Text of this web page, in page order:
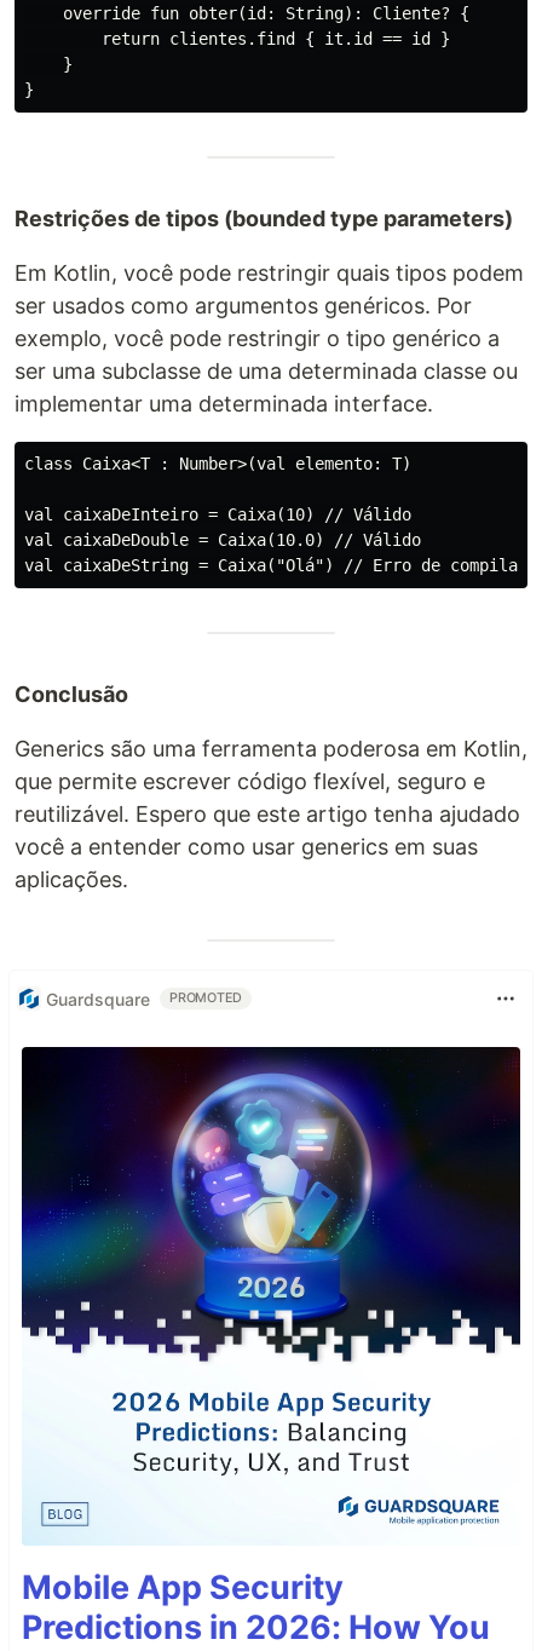
    override fun obter(id: String): Cliente? {
        return clientes.find { it.id == id }
    }
Restrições de tipos (bounded type parameters)
Em Kotlin, você pode restringir quais tipos podem
ser usados como argumentos genéricos. Por
exemplo, você pode restringir o tipo genérico a
ser uma subclasse de uma determinada classe ou
implementar uma determinada interface.
class Caixa<T : Number>(val elemento: T)
val caixaDeInteiro = Caixa(10) // Válido
val caixaDeDouble = Caixa(10.0) // Válido
Conclusão
Generics são uma ferramenta poderosa em Kotlin,
que permite escrever código flexível, seguro e
reutilizável. Espero que este artigo tenha ajudado
você a entender como usar generics em suas
aplicações.
Guardsquare PROMOTED
Mobile App Security
Predictions in 2026: How You